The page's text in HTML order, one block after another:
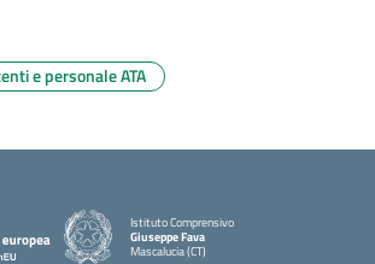
e personale ATA
Istituto Comprensivo
Giuseppe Fava
Mascalucia (CT)